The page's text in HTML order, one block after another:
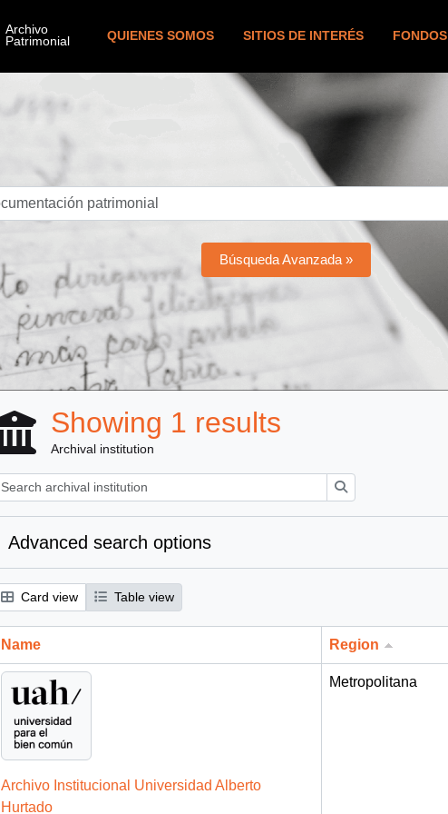
QUIENES SOMOS SITIOS DE INTERÉS FONDOS
Búsqueda Avanzada »
Showing 1 results
Archival institution
Advanced search options
Card view Table view
Name Region
Archivo Institucional Universidad Alberto
Hurtado
Metropolitana